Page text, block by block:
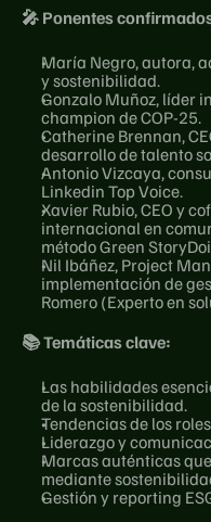
🎤 Ponentes
María Negro, autora,
y sostenibilidad.
Gonzalo Muñoz, líder
champion de COP-25.
Catherine Brennan,
desarrollo de talento
Antonio Vizcaya,
Linkedin Top Voice.
Xavier Rubio, CEO y
internacional en
método Green
Nil Ibáñez, Project
implementación de
Romero (Experto en
📚 Temáticas clave:
Las habilidades
de la sostenibilidad.
Tendencias de los
Liderazgo y
Marcas auténticas
mediante
Gestión y reporting